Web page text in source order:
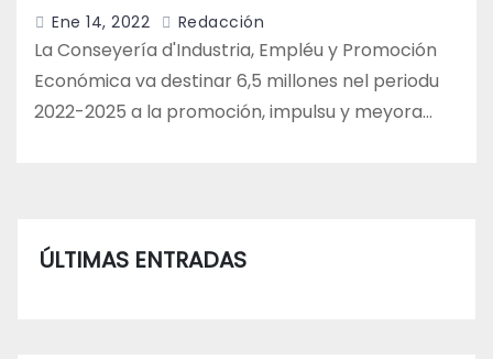
Ene 14, 2022 Redacción
La Conseyería d'Industria, Empléu y Promoción
Económica va destinar 6,5 millones nel periodu
2022-2025 a la promoción, impulsu y meyora…
ÚLTIMAS ENTRADAS